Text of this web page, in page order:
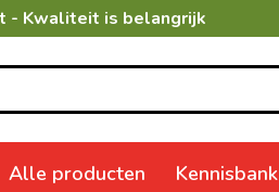
- Kwaliteit is belangrijk
Alle producten Kennisbank